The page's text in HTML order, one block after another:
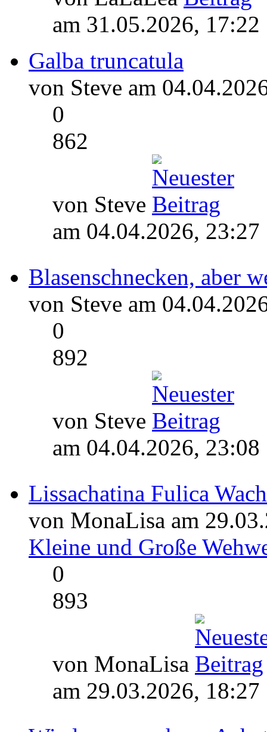
am 31.05.2026, 17:22
Galba truncatula
von Steve am
0
862
von Steve
am 04.04.2026, 23:27
Blasenschnecken, aber
von Steve am
0
892
von Steve
am 04.04.2026, 23:08
Lissachatina Fulica
von MonaLisa am
Kleine und Große
0
893
von MonaLisa
am 29.03.2026, 18:27